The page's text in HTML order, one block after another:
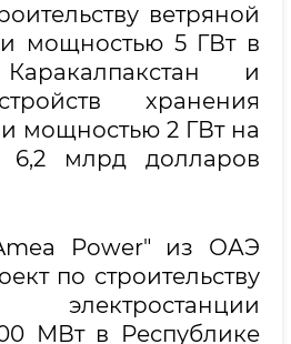
ветряной
мощностью 5 ГВт в
и
хранения
мощностью 2 ГВт на
млрд долларов
Power" из ОАЭ
по строительству
МВт в Республике